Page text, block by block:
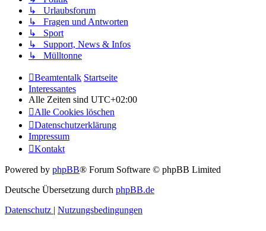
↳ Urlaubsforum
↳ Fragen und Antworten
↳ Sport
↳ Support, News & Infos
↳ Mülltonne
Beamtentalk Startseite
Interessantes
Alle Zeiten sind UTC+02:00
Alle Cookies löschen
Datenschutzerklärung
Impressum
Kontakt
Powered by phpBB® Forum Software © phpBB Limited
Deutsche Übersetzung durch phpBB.de
Datenschutz | Nutzungsbedingungen